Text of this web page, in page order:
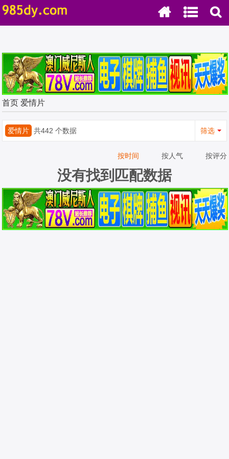
首页 爱情片
爱情片 共442 个数据 筛选
按时间 按人气 按评分
没有找到匹配数据